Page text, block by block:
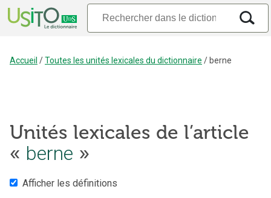
Accueil /Toutes les unités lexicales du dictionnaire / berne
Unités lexicales de l’article
« berne »
Afficher les définitions